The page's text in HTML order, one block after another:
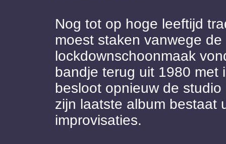
Nog tot op hoge leeftijd
moest staken vanwege
lockdownschoonmaak
bandje terug uit 1980 met
besloot opnieuw de
zijn laatste album bestaat
improvisaties.